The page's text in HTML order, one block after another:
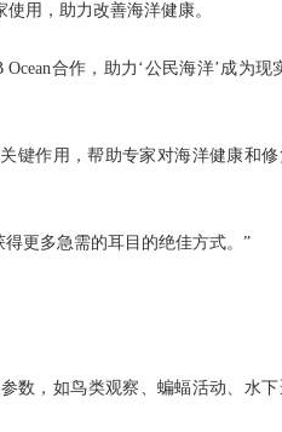
用，助力改善海洋健康。
合作，助力‘公民海洋’成为现
键作用，帮助专家对海洋健康和
更多急需的耳目的绝佳方式。”
数，如鸟类观察、蝙蝠活动、水